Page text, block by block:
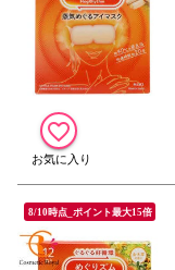
8/10時点_ポイント最大15倍